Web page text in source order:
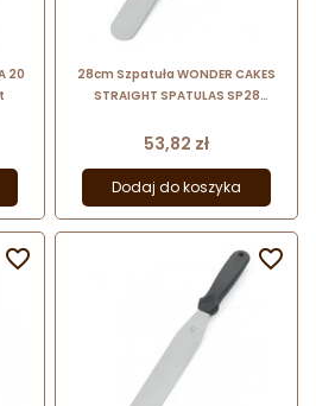
20
28cm Szpatuła WONDER CAKES
STRAIGHT SPATULAS SP28
Cena
53,82 zł
Dodaj do koszyka
 